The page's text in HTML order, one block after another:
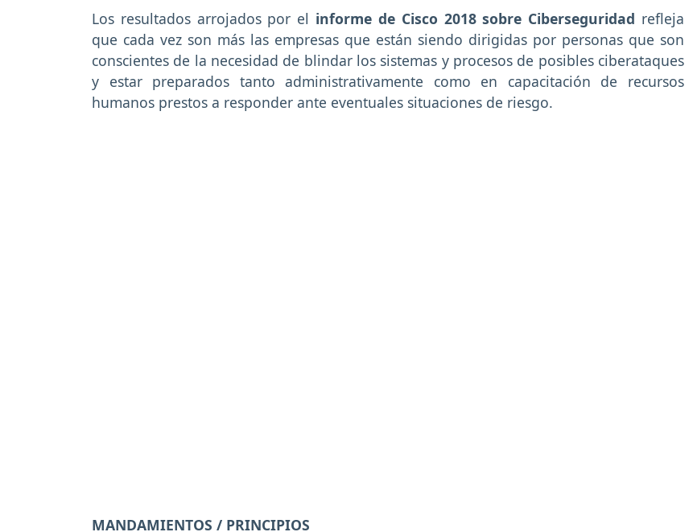
Los resultados arrojados por el informe de Cisco 2018 sobre Ciberseguridad refleja
que cada vez son más las empresas que están siendo dirigidas por personas que son
conscientes de la necesidad de blindar los sistemas y procesos de posibles ciberataques
y estar preparados tanto administrativamente como en capacitación de recursos
humanos prestos a responder ante eventuales situaciones de riesgo.
MANDAMIENTOS / PRINCIPIOS